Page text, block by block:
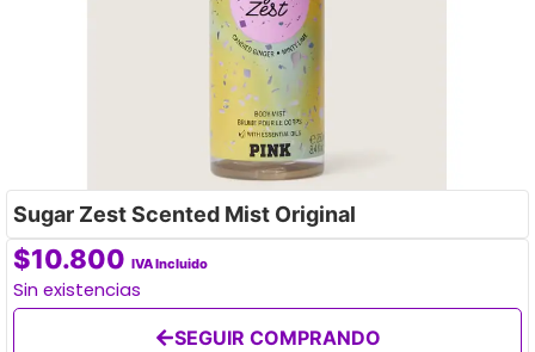
Sugar Zest Scented Mist Original
$10.800 IVA Incluido
Sin existencias
SEGUIR COMPRANDO